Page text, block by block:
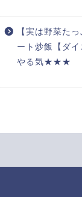
【実は野菜た
ート炒飯【ダ
やる気★★★